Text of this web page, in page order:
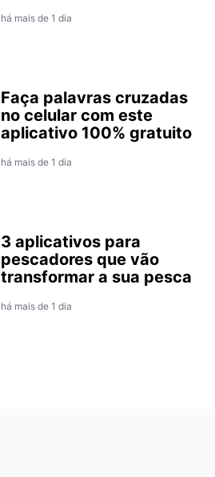
há mais de 1 dia
Faça palavras cruzadas
no celular com este
aplicativo 100% gratuito
há mais de 1 dia
3 aplicativos para
pescadores que vão
transformar a sua pesca
há mais de 1 dia